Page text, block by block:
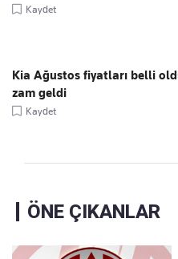
Kaydet
Kia Ağustos fiyatları belli
zam geldi
Kaydet
ÖNE ÇIKANLAR